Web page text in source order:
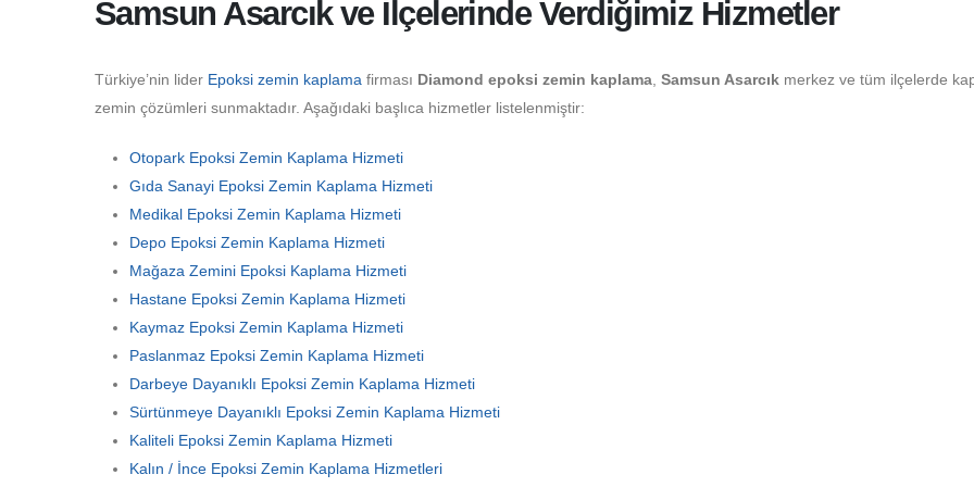
Samsun Asarcık ve İlçelerinde Verdiğimiz Hizmetler
Türkiye’nin lider Epoksi zemin kaplama firması Diamond epoksi zemin kaplama Samsun Asarcık merkez ve tüm ilçelerde
zemin çözümleri sunmaktadır. Aşağıdaki başlıca hizmetler listelenmiştir:
Otopark Epoksi Zemin Kaplama Hizmeti
Gıda Sanayi Epoksi Zemin Kaplama Hizmeti
Medikal Epoksi Zemin Kaplama Hizmeti
Depo Epoksi Zemin Kaplama Hizmeti
Mağaza Zemini Epoksi Kaplama Hizmeti
Hastane Epoksi Zemin Kaplama Hizmeti
Kaymaz Epoksi Zemin Kaplama Hizmeti
Paslanmaz Epoksi Zemin Kaplama Hizmeti
Darbeye Dayanıklı Epoksi Zemin Kaplama Hizmeti
Sürtünmeye Dayanıklı Epoksi Zemin Kaplama Hizmeti
Kaliteli Epoksi Zemin Kaplama Hizmeti
Kalın / İnce Epoksi Zemin Kaplama Hizmetleri